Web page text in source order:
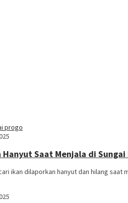
Saat Menjala di Sungai
ikan dilaporkan hanyut dan hilang saat